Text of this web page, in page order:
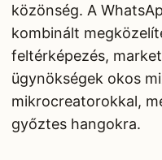
közönség. A
kombinált
feltérképezés,
ügynökségek okos
mikrocreatorokkal,
győztes hangokra.